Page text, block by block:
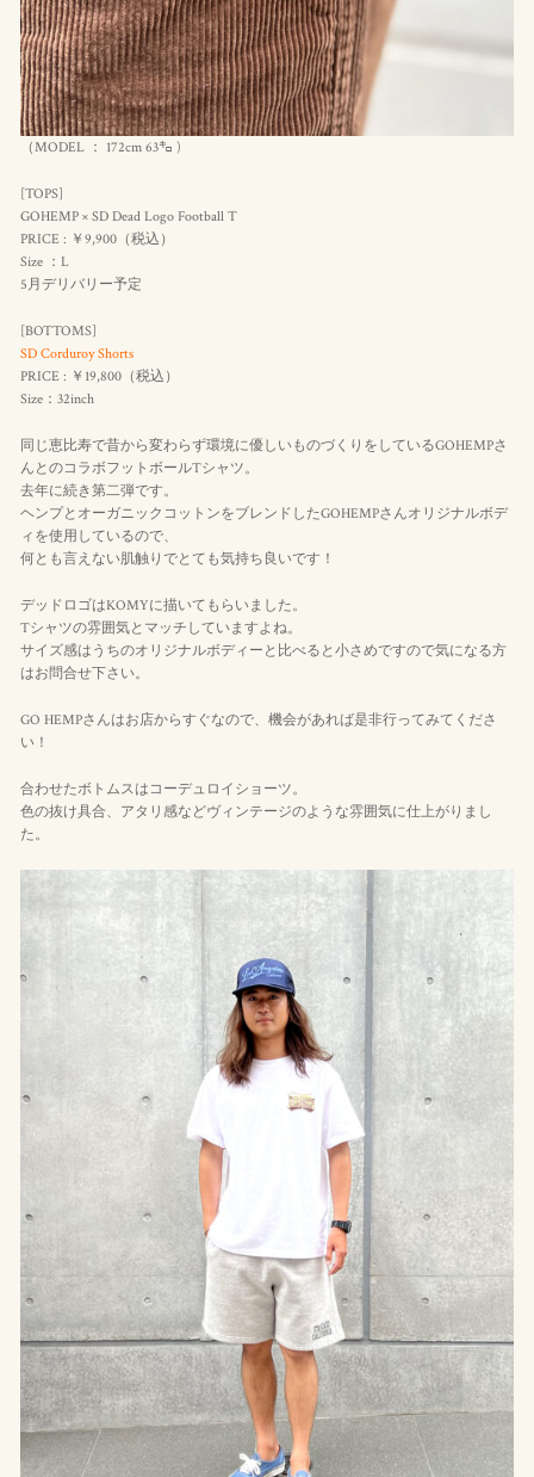
（MODEL ： 172cm 63㌔ )
[TOPS]
GOHEMP × SD Dead Logo Football T
PRICE : ￥9,900（税込 ）
Size ：L
5月デリバリー予定
[BOTTOMS]
SD Corduroy Shorts
PRICE : ￥19,800（税込 ）
Size：32inch
同じ恵比寿で昔から変わらず環境に優しいものづくりをしているGOHEMPさ
んとのコラボフットボールTシャツ。
去年に続き第二弾です。
ヘンプとオーガニックコットンをブレンドしたGOHEMPさんオリジナルボデ
ィを使用しているので、
何とも言えない肌触りでとても気持ち良いです！
デッドロゴはKOMYに描いてもらいました。
Tシャツの雰囲気とマッチしていますよね。
サイズ感はうちのオリジナルボディーと比べると小さめですので気になる方
はお問合せ下さい。
GO HEMPさんはお店からすぐなので、機会があれば是非行ってみてくださ
い！
合わせたボトムスはコーデュロイショーツ。
色の抜け具合、アタリ感などヴィンテージのような雰囲気に仕上がりまし
た。